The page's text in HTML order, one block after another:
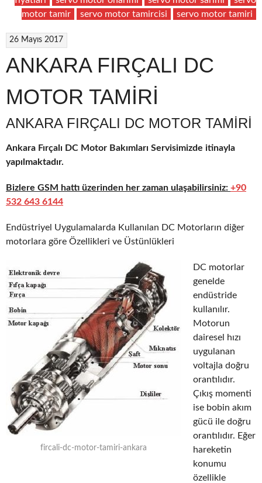
motor tamir
servo motor tamircisi servo motor tamiri
26 Mayıs 2017
ANKARA FIRÇALI DC
MOTOR TAMİRİ
ANKARA FIRÇALI DC MOTOR TAMIRI
Ankara Fırçalı DC Motor Bakımları Servisimizde itinayla
yapılmaktadır.
Bizlere GSM hattı üzerinden her zaman ulaşabilirsiniz: +90
532 643 6144
Endüstriyel Uygulamalarda Kullanılan DC Motorların diğer
motorlara göre Özellikleri ve Üstünlükleri
fircali-dc-motor-tamiri-ankara
DC motorlar
genelde
endüstride
kullanılır.
Motorun
dairesel hızı
uygulanan
voltajla doğru
orantılıdır.
Çıkış momenti
ise bobin akım
gücü ile doğru
orantılıdır. Eğer
hareketin
konumu
özellikle